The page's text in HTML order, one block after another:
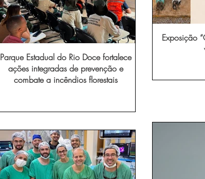
Parque Estadual do Rio Doce fortalece
ações integradas de prevenção e
combate a incêndios florestais
Exposição